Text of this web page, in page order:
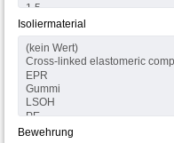
Isoliermaterial
Bewehrung